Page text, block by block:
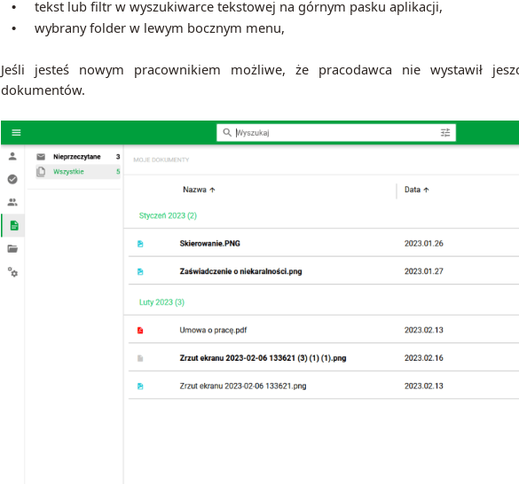
• tekst lub filtr w wyszukiwarce tekstowej na górnym pasku aplikacji,
• wybrany folder w lewym bocznym menu,
Jeśli jesteś nowym pracownikiem możliwe, że pracodawca nie wystawił
dokumentów.